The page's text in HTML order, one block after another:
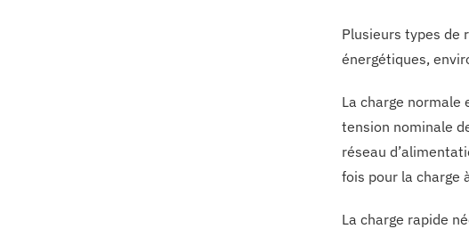
Plusieurs types de
énergétiques,
La charge normale
tension nominale
réseau
fois pour la charge
La charge rapide